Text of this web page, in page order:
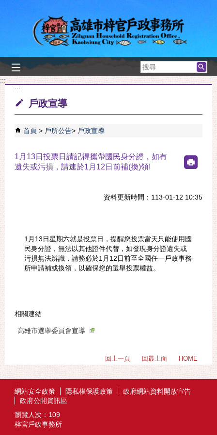
搜
尋
:::
:::
戶政宣導
首頁 戶所公告 戶政宣導
1月13日投票日請記得攜帶國民身分證，如有
遺失或污損，請速於1月12日前補(換)領!
資料更新時間：113-01-12 10:35
1月13日星期六就是投票日，提醒您投票當天只能使用國
民身分證，無法以其他證件代替，如發現身分證遺失或
污損無法辨識，請務必於1月12日前至全國任一戶政事務
所申請補或換領，以確保您的選舉投票權益。
相關連結
高雄市選舉委員會宣導
回上一頁 回最上面 HOME
:::
網站安全政策
隱私權保護政策
政府網站資料開放宣告
政府公開資訊區
瀏覽人次： 109
梓官戶政事務所